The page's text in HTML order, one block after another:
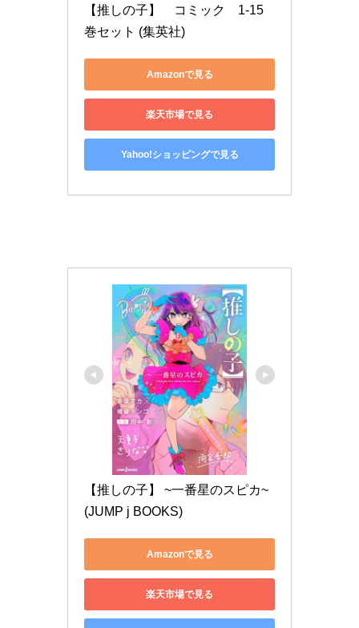
【推しの子】　コミック　1-15
巻セット (集英社)
Amazonで見る
楽天市場で見る
Yahoo!ショッピングで見る
【推しの子】 ~一番星のスピカ~
(JUMP j BOOKS)
Amazonで見る
楽天市場で見る